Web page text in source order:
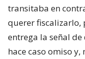
transitaba en
querer fiscalizarlo,
entrega la señal
hace caso omiso